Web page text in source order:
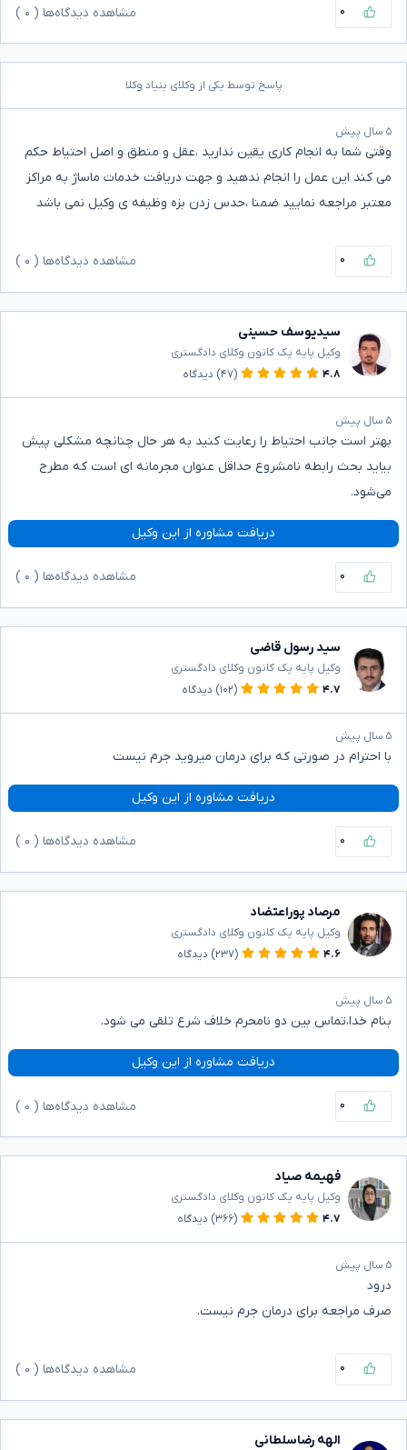
۰ مشاهده دیدگاه‌ها ( ۰
پاسخ توسط یکی از وکلای بنیاد وکلا
۵ سال پیش
وقتی شما به انجام کاری یقین ندارید ،عقل و منطق و اصل احتیاط حکم
می کند این عمل را انجام ندهید و جهت دریافت خدمات ماساژ به مراکز
معتبر مراجعه نمایید ضمنا ،حدس زدن بزه وظیفه ی وکیل نمی باشد
۰ مشاهده دیدگاه‌ها ( ۰
سیدیوسف حسینی
وکیل پایه یک کانون وکلای دادگستری
۴.۸
(۴۷) دیدگاه
۵ سال پیش
بهتر است جانب احتیاط را رعایت کنید به هر حال چنانچه مشکلی پیش
بیاید بحث رابطه نامشروع حداقل عنوان مجرمانه ای است که مطرح
می‌شود.
دریافت مشاوره از این وکیل
۰ مشاهده دیدگاه‌ها ( ۰
سید رسول قاضی
وکیل پایه یک کانون وکلای دادگستری
۴.۷
(۱۰۲) دیدگاه
۵ سال پیش
با احترام در صورتی که برای درمان میروید جرم نیست
دریافت مشاوره از این وکیل
۰ مشاهده دیدگاه‌ها ( ۰
مرصاد پوراعتضاد
وکیل پایه یک کانون وکلای دادگستری
۴.۶
(۲۳۷) دیدگاه
۵ سال پیش
بنام خدا،تماس بین دو نامحرم خلاف شرع تلقی می شود.
دریافت مشاوره از این وکیل
۰ مشاهده دیدگاه‌ها ( ۰
فهیمه صیاد
وکیل پایه یک کانون وکلای دادگستری
۴.۷
(۳۶۶) دیدگاه
۵ سال پیش
درود
صرف مراجعه برای درمان جرم نیست.
۰ مشاهده دیدگاه‌ها ( ۰
الهه رضاسلطانی